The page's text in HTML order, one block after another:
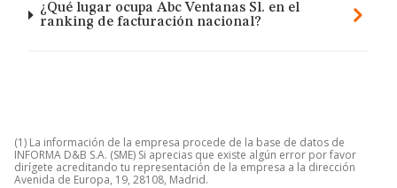
¿Qué lugar ocupa Abc Ventanas Sl. en el
ranking de facturación nacional?
(1) La información de la empresa procede de la base de datos de
INFORMA D&B S.A. (SME) Si aprecias que existe algún error por favor
dirígete acreditando tu representación de la empresa a la dirección
Avenida de Europa, 19, 28108, Madrid.